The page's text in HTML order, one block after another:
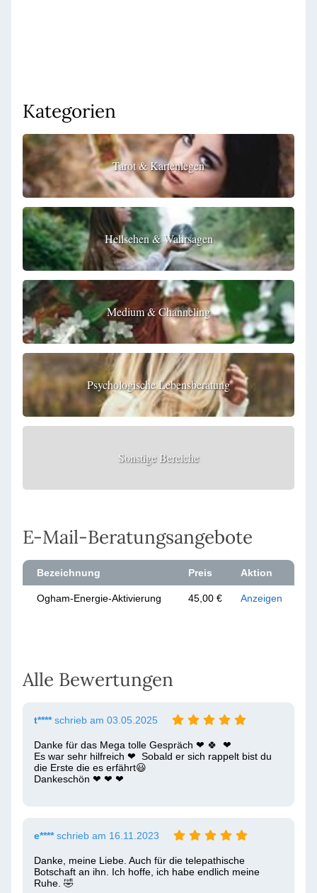
Kategorien
Tarot & Kartenlegen
Hellsehen & Wahrsagen
Medium & Channeling
Psychologische Lebensberatung
Sonstige Bereiche
E-Mail-Beratungsangebote
Bezeichnung Preis Aktion
Ogham-Energie-Aktivierung 45,00 € Anzeigen
Alle Bewertungen
t****schrieb am 03.05.2025
Danke für das Mega tolle Gespräch ❤ ️🍀  ❤ ️
Es war sehr hilfreich ❤ ️ Sobald er sich rappelt bist du
die Erste die es erfährt😃
Dankeschön ❤ ️❤ ️❤ ️
e****schrieb am 16.11.2023
Danke, meine Liebe. Auch für die telepathische
Botschaft an ihn. Ich hoffe, ich habe endlich meine
Ruhe. 🤣